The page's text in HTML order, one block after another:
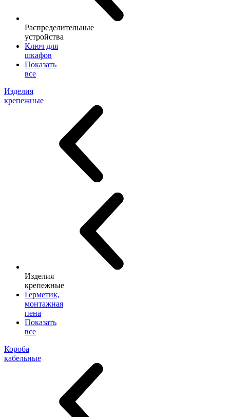
Распределительные
устройства
Ключ для
шкафов
Показать
все
Изделия
крепежные
Изделия
крепежные
Герметик,
монтажная
пена
Показать
все
Короба
кабельные